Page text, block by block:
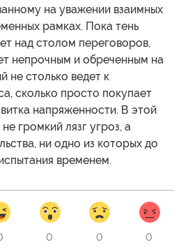
на уважении взаимных
рамках. Пока тень
над столом переговоров,
непрочным и обреченным на
не столько ведет к
сколько просто покупает
напряженности. В этой
громкий лязг угроз, а
ни одно из которых до
временем.
0 0 0